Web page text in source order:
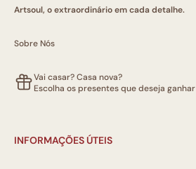
Artsoul, o extraordinário em cada detalhe.
Sobre Nós
Vai casar? Casa nova?
Escolha os presentes que deseja ganhar
INFORMAÇÕES ÚTEIS